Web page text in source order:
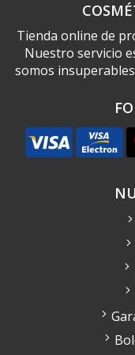
Tienda online de
Nuestro servicio
somos